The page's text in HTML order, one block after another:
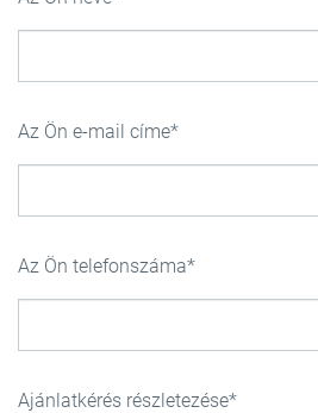
Az Ön e-mail címe
Az Ön telefonszáma
Ajánlatkérés részletezése